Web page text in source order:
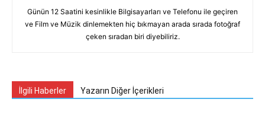
Günün 12 Saatini kesinlikle Bilgisayarları ve Telefonu ile geçiren
ve Film ve Müzik dinlemekten hiç bıkmayan arada sırada fotoğraf
çeken sıradan biri diyebiliriz.
İlgili Haberler Yazarın Diğer İçerikleri